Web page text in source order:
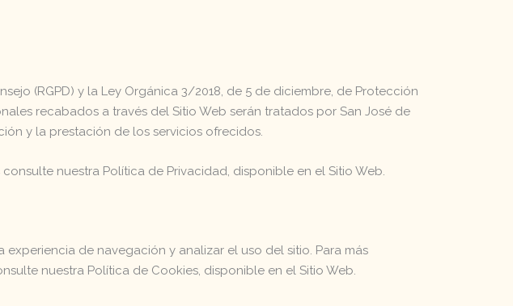
(RGPD) y la Ley Orgánica 3/2018, de 5 de diciembre, de Protección
recabados a través del Sitio Web serán tratados por San José de
y la prestación de los servicios ofrecidos.
nuestra Política de Privacidad, disponible en el Sitio Web.
de navegación y analizar el uso del sitio. Para más
nuestra Política de Cookies, disponible en el Sitio Web.